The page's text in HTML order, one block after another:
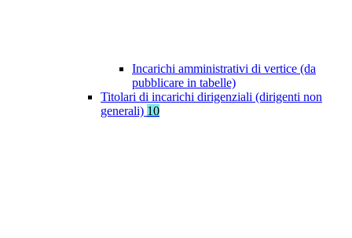
Incarichi amministrativi di vertice (da
pubblicare in tabelle)
Titolari di incarichi dirigenziali (dirigenti non
generali) 10